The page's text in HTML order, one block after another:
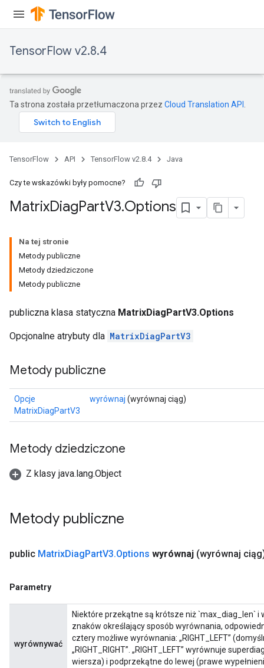
TensorFlow v2.8.4
Ta strona została przetłumaczona przez Cloud Translation API
TensorFlow API TensorFlow v2.8.4 Java
Czy te wskazówki były pomocne?
MatrixDiagPartV3.Options
Na tej stronie
Metody publiczne
Metody dziedziczone
Metody publiczne
publiczna klasa statyczna MatrixDiagPartV3.Options
Opcjonalne atrybuty dla MatrixDiagPartV3
Metody publiczne
Opcje
MatrixDiagPartV3
wyrównaj (wyrównaj ciąg)
Metody dziedziczone
Z klasy java.lang.Object
Metody publiczne
public MatrixDiagPartV3.Options wyrównaj (wyrównaj
Parametry
wyrównywać
Niektóre przekątne są krótsze niż `max_diag_len` i
znaków określający sposób wyrównania,
cztery możliwe wyrównania: „RIGHT_LEFT”
„RIGHT_RIGHT”. „RIGHT_LEFT” wyrównuje
wiersza) i podprzekątne do lewej (prawe